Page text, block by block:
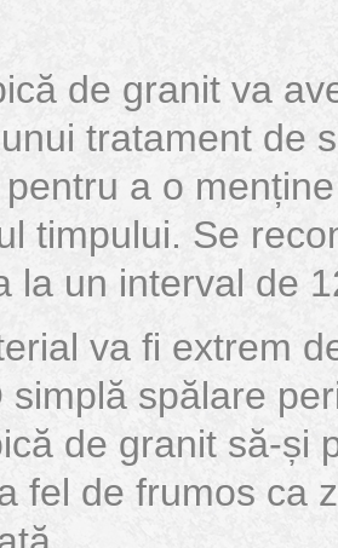
de granit va
tratament de
a o
timpului. Se
la un interval de
va fi extrem
simplă spălare
de granit să-și
fel de frumos ca